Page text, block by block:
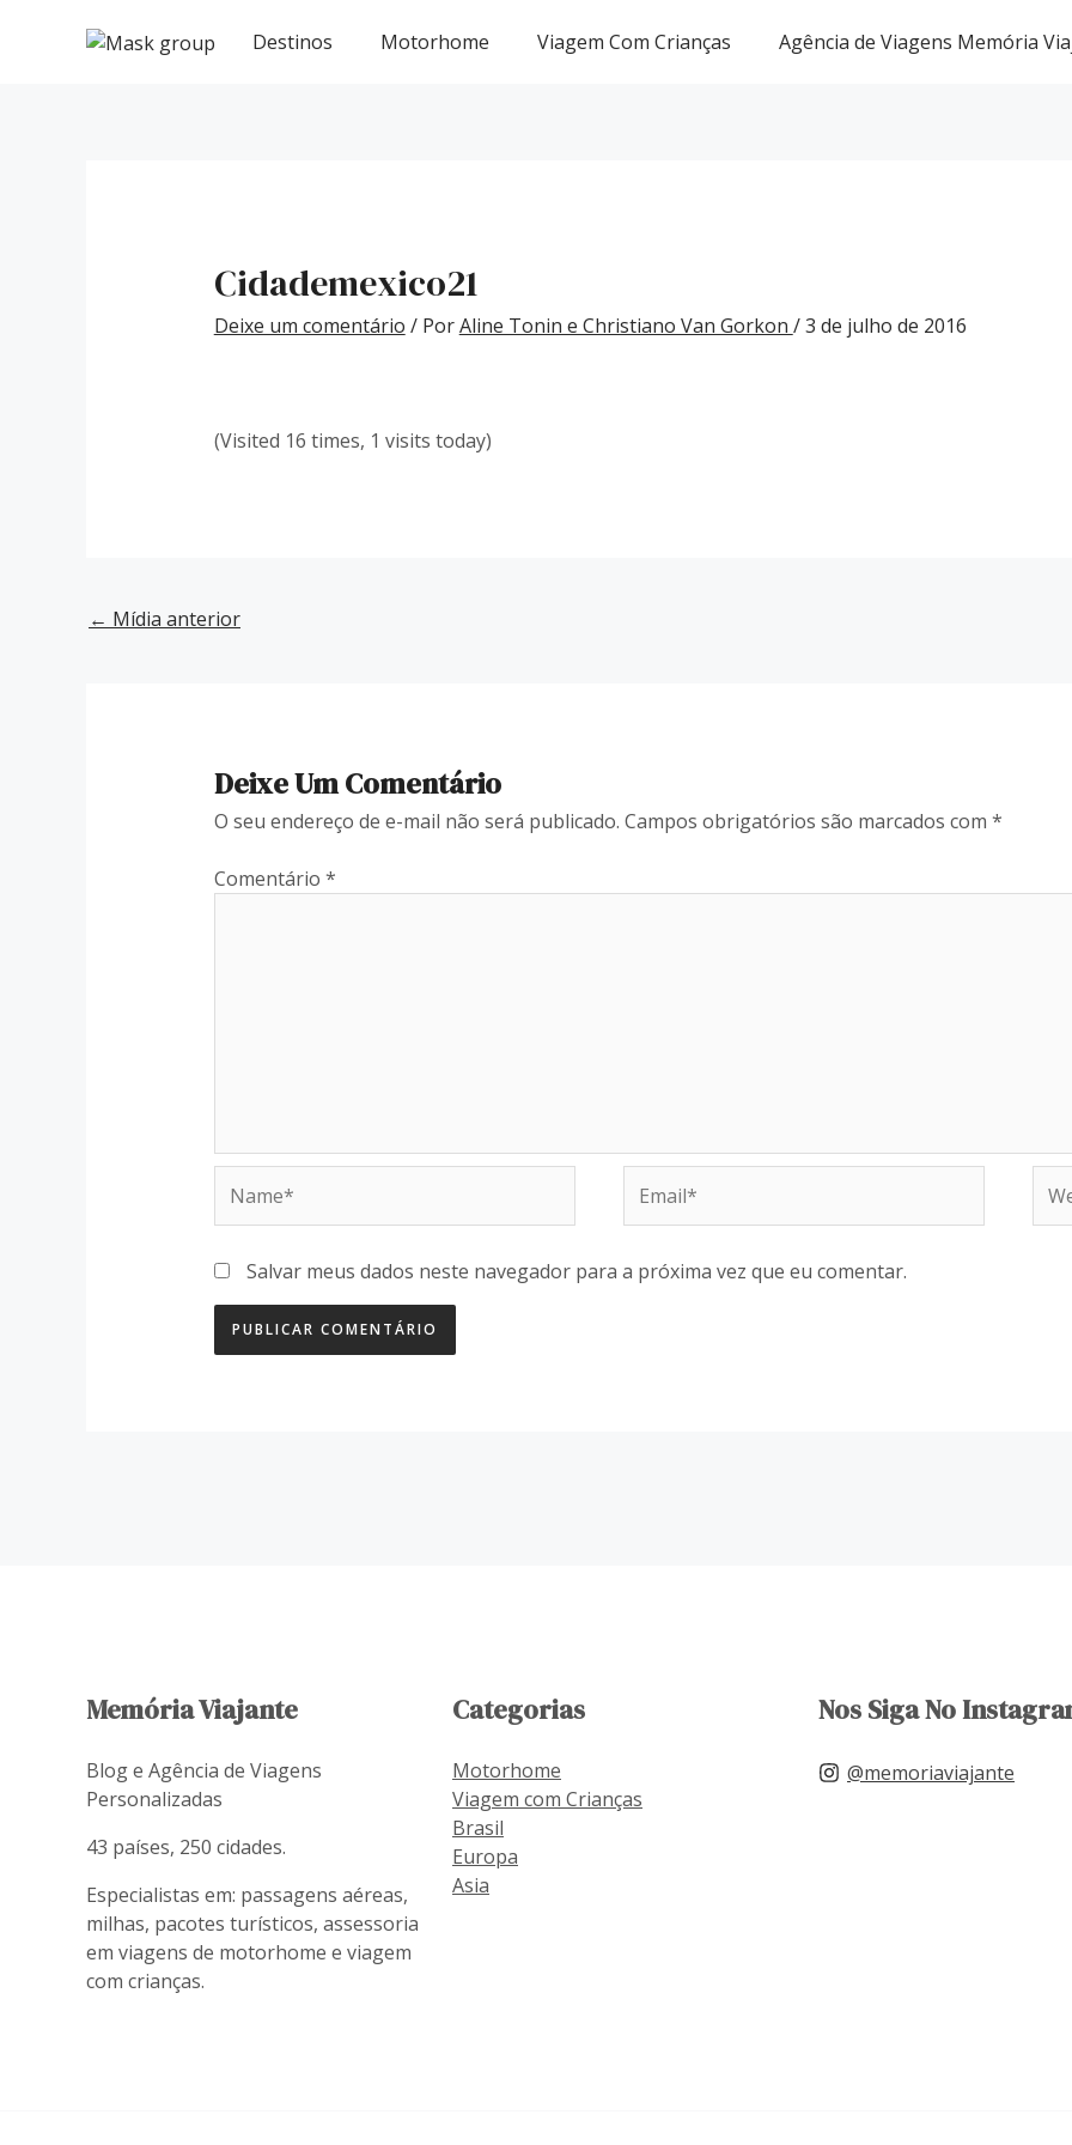
Destinos Motorhome Viagem Com Crianças Agência de Viagens Memória
Cidademexico21
Deixe um comentário / PorAline Tonin e Christiano Van Gorkon /3 de julho de 2016
(Visited 16 times, 1 visits today)
navigation
← Mídia anterior
Deixe Um Comentário
O seu endereço de e-mail não será publicado. Campos obrigatórios são marcados com *
Comentário *
Salvar meus dados neste navegador para a próxima vez que eu comentar.
Memória Viajante
Blog e Agência de Viagens
Personalizadas
43 países, 250 cidades.
Especialistas em: passagens aéreas,
milhas, pacotes turísticos, assessoria
em viagens de motorhome e viagem
com crianças.
Categorias
Motorhome
Viagem com Crianças
Brasil
Europa
Asia
Nos Siga No
@memoriaviajante